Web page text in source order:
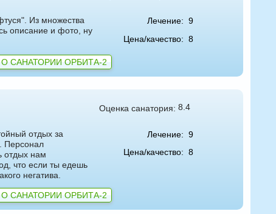
Из множества
описание и фото, ну
Лечение: 9
Цена/качество: 8
САНАТОРИИ ОРБИТА-2
Оценка санатория: 8.4
отдых за
Персонал
отдых нам
что если ты едешь
негатива.
Лечение: 9
Цена/качество: 8
САНАТОРИИ ОРБИТА-2